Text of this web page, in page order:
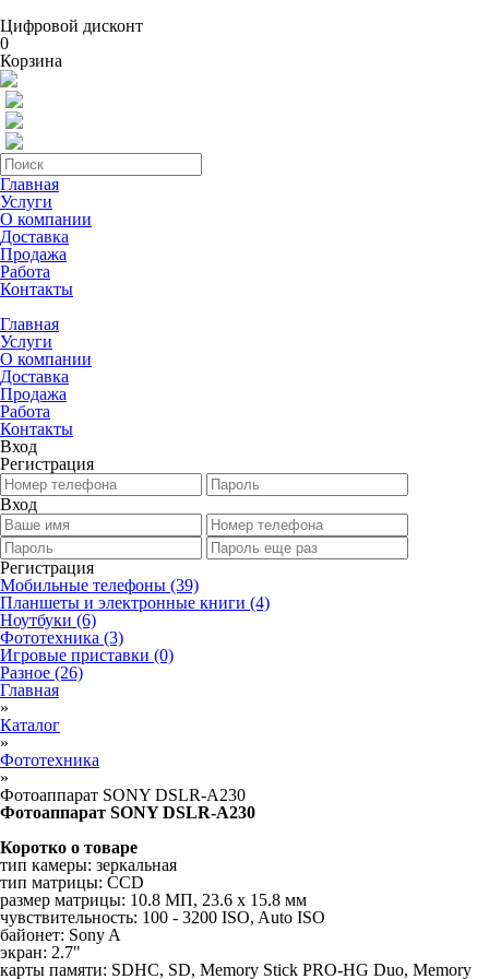
Цифровой дисконт
0
Корзина
Главная
Услуги
О компании
Доставка
Продажа
Работа
Контакты
Главная
Услуги
О компании
Доставка
Продажа
Работа
Контакты
Вход
Регистрация
Вход
Регистрация
Мобильные телефоны (39)
Планшеты и электронные книги (4)
Ноутбуки (6)
Фототехника (3)
Игровые приставки (0)
Разное (26)
Главная
»
Каталог
»
Фототехника
»
Фотоаппарат SONY DSLR-A230
Фотоаппарат SONY DSLR-A230
Коротко о товаре
тип камеры: зеркальная
тип матрицы: СCD
размер матрицы: 10.8 МП, 23.6 x 15.8 мм
чувствительность: 100 - 3200 ISO, Auto ISO
байонет: Sony A
экран: 2.7"
карты памяти: SDHC, SD, Memory Stick PRO-HG Duo, Memory